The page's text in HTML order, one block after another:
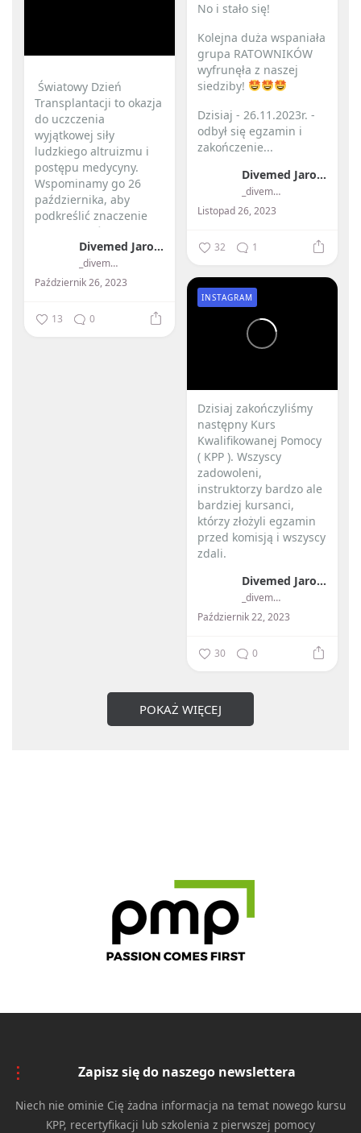
No i stało się! ️
Kolejna duża wspaniała
grupa RATOWNIKÓW
wyfrunęła z naszej
siedziby!
Dzisiaj - 26.11.2023r. -
odbył się egzamin i
zakończenie...
Divemed Jarosław Przybylski
_divemed_
Listopad 26, 2023
32 1
️ Światowy Dzień
Transplantacji to okazja
do uczczenia
wyjątkowej siły
ludzkiego altruizmu i
postępu medycyny. ️
Wspominamy go 26
października, aby
podkreślić znaczenie
przeszczepów...
Divemed Jarosław Przybylski
_divemed_
Październik 26, 2023
13 0
Dzisiaj zakończyliśmy
następny Kurs
Kwalifikowanej Pomocy
( KPP ). Wszyscy
zadowoleni,
instruktorzy bardzo ale
bardziej kursanci,
którzy złożyli egzamin
przed komisją i wszyscy
zdali.
Divemed Jarosław Przybylski
_divemed_
Październik 22, 2023
INSTAGRAM
30 0
POKAŻ WIĘCEJ
Zapisz się do naszego newslettera
Niech nie ominie Cię żadna informacja na temat nowego kursu
KPP, recertyfikacji lub szkolenia z pierwszej pomocy